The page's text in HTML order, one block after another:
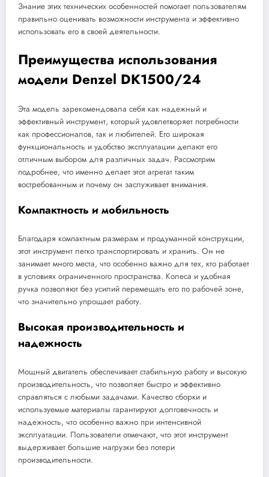
Знание этих технических особенностей помогает пользователям
правильно оценивать возможности инструмента и эффективно
использовать его в своей деятельности.
Преимущества использования
модели Denzel DK1500/24
Эта модель зарекомендовала себя как надежный и
эффективный инструмент, который удовлетворяет потребности
как профессионалов, так и любителей. Его широкая
функциональность и удобство эксплуатации делают его
отличным выбором для различных задач. Рассмотрим
подробнее, что именно делает этот агрегат таким
востребованным и почему он заслуживает внимания.
Компактность и мобильность
Благодаря компактным размерам и продуманной конструкции,
этот инструмент легко транспортировать и хранить. Он не
занимает много места, что особенно важно для тех, кто работает
в условиях ограниченного пространства. Колеса и удобная
ручка позволяют без усилий перемещать его по рабочей зоне,
что значительно упрощает работу.
Высокая производительность и
надежность
Мощный двигатель обеспечивает стабильную работу и высокую
производительность, что позволяет быстро и эффективно
справляться с любыми задачами. Качество сборки и
используемые материалы гарантируют долговечность и
надежность, что особенно важно при интенсивной
эксплуатации. Пользователи отмечают, что этот инструмент
выдерживает большие нагрузки без потери
производительности.